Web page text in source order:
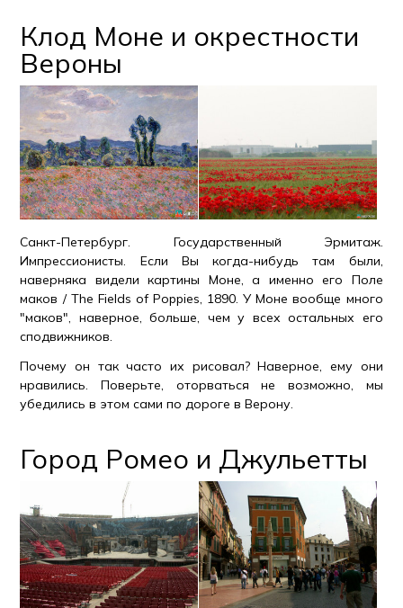
Клод Моне и окрестности
Вероны
Санкт-Петербург. Государственный Эрмитаж.
Импрессионисты. Если Вы когда-нибудь там были,
наверняка видели картины Моне, а именно его Поле
маков / The Fields of Poppies, 1890. У Моне вообще много
"маков", наверное, больше, чем у всех остальных его
сподвижников.
Почему он так часто их рисовал? Наверное, ему они
нравились. Поверьте, оторваться не возможно, мы
убедились в этом сами по дороге в Верону.
Город Ромео и Джульетты